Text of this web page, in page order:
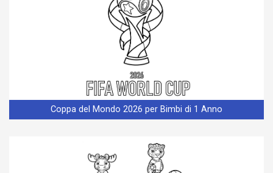
Coppa del Mondo 2026 per Bimbi di 1 Anno